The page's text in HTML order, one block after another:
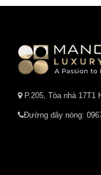
P.205, Tòa nhà 17T1
Đường dây nóng: